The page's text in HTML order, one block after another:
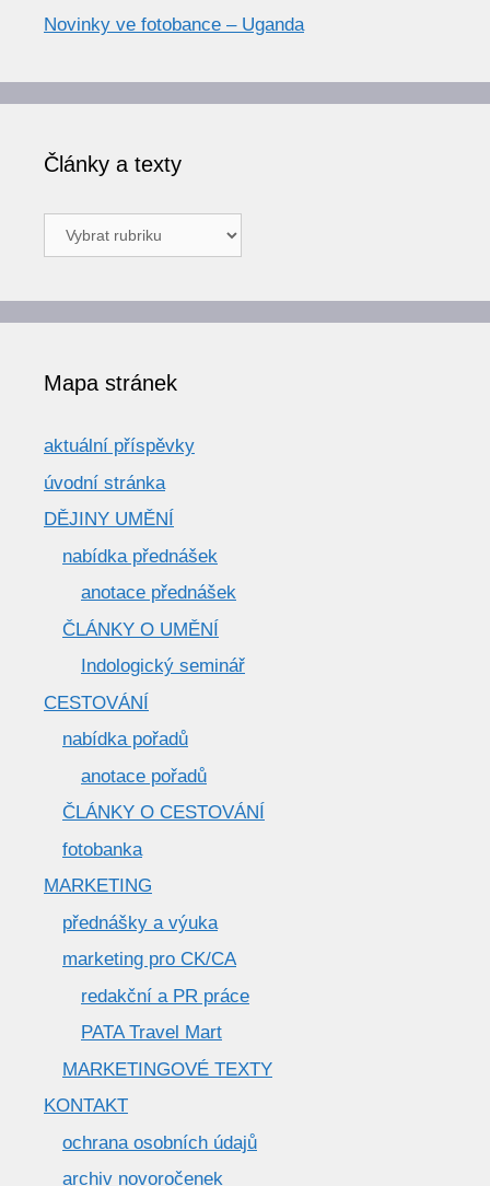
Novinky ve fotobance – Uganda
Články a texty
Články
a
Mapa stránek
aktuální příspěvky
úvodní stránka
DĚJINY UMĚNÍ
nabídka přednášek
anotace přednášek
ČLÁNKY O UMĚNÍ
Indologický seminář
CESTOVÁNÍ
nabídka pořadů
anotace pořadů
ČLÁNKY O CESTOVÁNÍ
fotobanka
MARKETING
přednášky a výuka
marketing pro CK/CA
redakční a PR práce
PATA Travel Mart
MARKETINGOVÉ TEXTY
KONTAKT
ochrana osobních údajů
archiv novoročenek